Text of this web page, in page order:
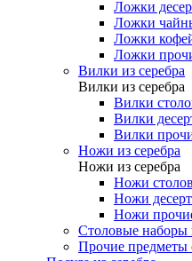
Ложки
Ложки
Ложки
Ложки
Вилки из серебра
Вилки из серебра
Вилки
Вилки
Вилки
Ножи из серебра
Ножи из серебра
Ножи
Ножи
Ножи
Столовые наборы
Прочие предметы